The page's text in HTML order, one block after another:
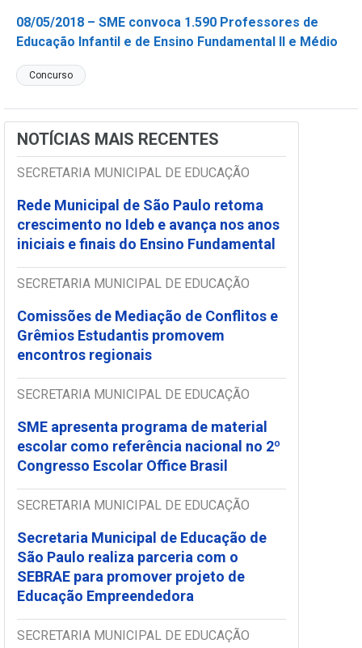
08/05/2018 – SME convoca 1.590 Professores de
Educação Infantil e de Ensino Fundamental II e Médio
Concurso
NOTÍCIAS MAIS RECENTES
SECRETARIA MUNICIPAL DE EDUCAÇÃO
Rede Municipal de São Paulo retoma
crescimento no Ideb e avança nos anos
iniciais e finais do Ensino Fundamental
SECRETARIA MUNICIPAL DE EDUCAÇÃO
Comissões de Mediação de Conflitos e
Grêmios Estudantis promovem
encontros regionais
SECRETARIA MUNICIPAL DE EDUCAÇÃO
SME apresenta programa de material
escolar como referência nacional no 2º
Congresso Escolar Office Brasil
SECRETARIA MUNICIPAL DE EDUCAÇÃO
Secretaria Municipal de Educação de
São Paulo realiza parceria com o
SEBRAE para promover projeto de
Educação Empreendedora
SECRETARIA MUNICIPAL DE EDUCAÇÃO